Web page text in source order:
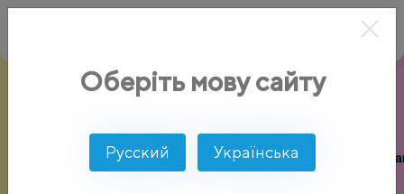
Оберіть мову сайту
Русский Українська